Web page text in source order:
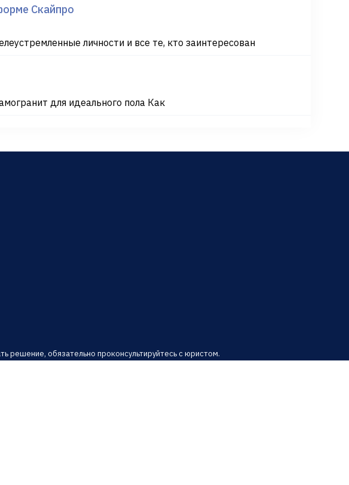
Скайпро
личности и все те, кто заинтересован
для идеального пола Как
решение, обязательно проконсультируйтесь с юристом.